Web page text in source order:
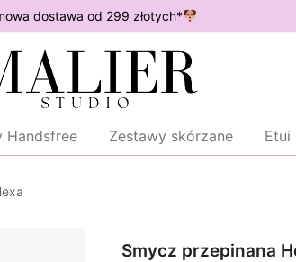
dostawa od 299 złotych*
Studio
Handsfree Zestawy skórzane Etui
Smycz przepinana